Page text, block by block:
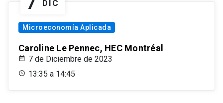
DIC
Microeconomía Aplicada
Caroline Le Pennec, HEC Montréal
7 de Diciembre de 2023
13:35 a 14:45